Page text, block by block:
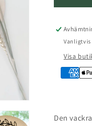
Vanligtvis
Visa
Den